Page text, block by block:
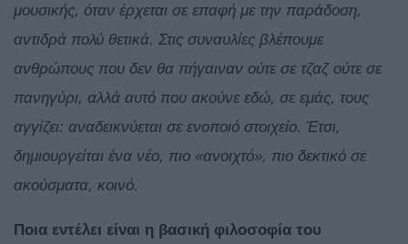
μουσικής, όταν έρχεται σε επαφή με την παράδοση,
αντιδρά πολύ θετικά. Στις συναυλίες βλέπουμε
ανθρώπους που δεν θα πήγαιναν ούτε σε τζαζ ούτε σε
πανηγύρι, αλλά αυτό που ακούνε εδώ, σε εμάς, τους
αγγίζει: αναδεικνύεται σε ενοποιό στοιχείο. Έτσι,
δημιουργείται ένα νέο, πιο «ανοιχτό», πιο δεκτικό σε
ακούσματα, κοινό.
Ποια εντέλει είναι η βασική φιλοσοφία του